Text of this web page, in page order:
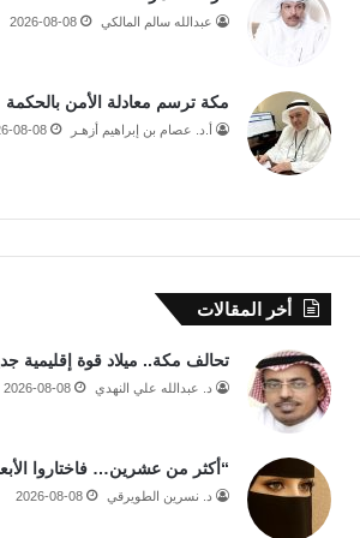
عبدالله سالم المالكي 2026-08-08
مكة ترسم معادلة الأمن بالحكمة
أ.د. عصام بن إبراهيم أزهـر 08-08
أخر المقالات
تحالف مكة.. ميلاد قوة إقليمية
د. عبدالله علي النهدي 2026-08-08
“أكثر من عشرين… فاختاروا
د. نسرين الطويرقي 2026-08-08